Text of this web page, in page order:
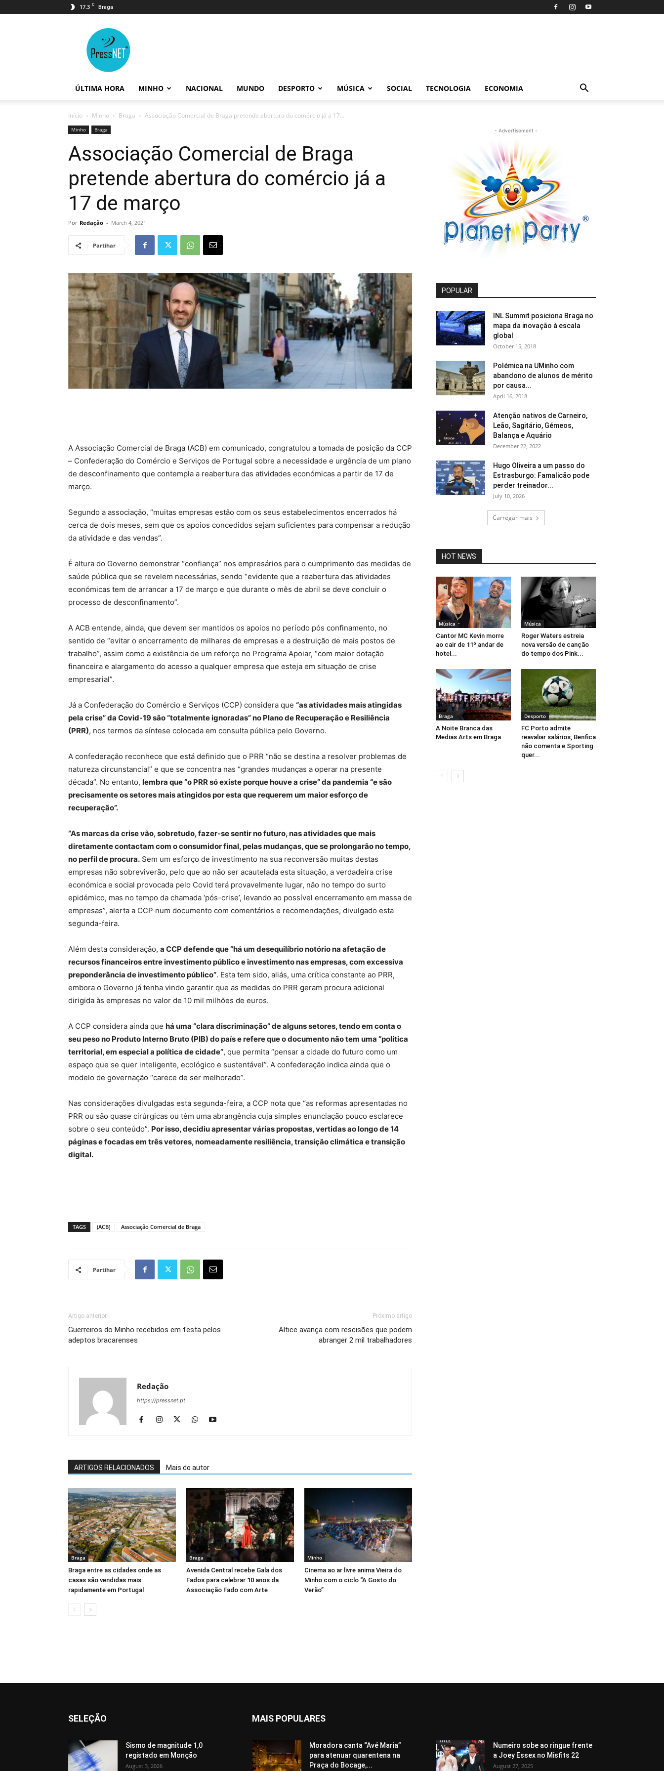
17.3 C Braga
ÚLTIMA HORA MINHO NACIONAL MUNDO DESPORTO MÚSICA SOCIAL TECNOLOGIA ECONOMIA
Início Minho Braga Associação Comercial de Braga pretende abertura do comércio já a 17...
Minho Braga
Associação Comercial de Braga
pretende abertura do comércio já a
17 de março
Por Redação - March 4, 2021
Partihar
A Associação Comercial de Braga (ACB) em comunicado, congratulou a tomada de posição da CCP
– Confederação do Comércio e Serviços de Portugal sobre a necessidade e urgência de um plano
de desconfinamento que contempla a reabertura das atividades económicas a partir de 17 de
março.
Segundo a associação, “muitas empresas estão com os seus estabelecimentos encerrados há
cerca de dois meses, sem que os apoios concedidos sejam suficientes para compensar a redução
da atividade e das vendas”.
É altura do Governo demonstrar “confiança” nos empresários para o cumprimento das medidas de
saúde pública que se revelem necessárias, sendo “evidente que a reabertura das atividades
económicas tem de arrancar a 17 de março e que durante o mês de abril se deve concluir o
processo de desconfinamento”.
A ACB entende, ainda, que devem ser mantidos os apoios no período pós confinamento, no
sentido de “evitar o encerramento de milhares de empresas e a destruição de mais postos de
trabalho”, assim como a existência de um reforço no Programa Apoiar, “com maior dotação
financeira e alargamento do acesso a qualquer empresa que esteja em situação de crise
empresarial”.
Já a Confederação do Comércio e Serviços (CCP) considera que “as atividades mais atingidas
pela crise” da Covid-19 são “totalmente ignoradas” no Plano de Recuperação e Resiliência
(PRR), nos termos da síntese colocada em consulta pública pelo Governo.
A confederação reconhece que está definido que o PRR “não se destina a resolver problemas de
natureza circunstancial” e que se concentra nas “grandes mudanças a operar na presente
década”. No entanto, lembra que “o PRR só existe porque houve a crise” da pandemia “e são
precisamente os setores mais atingidos por esta que requerem um maior esforço de
recuperação”.
“As marcas da crise vão, sobretudo, fazer-se sentir no futuro, nas atividades que mais
diretamente contactam com o consumidor final, pelas mudanças, que se prolongarão no tempo,
no perfil de procura. Sem um esforço de investimento na sua reconversão muitas destas
empresas não sobreviverão, pelo que ao não ser acautelada esta situação, a verdadeira crise
económica e social provocada pelo Covid terá provavelmente lugar, não no tempo do surto
epidémico, mas no tempo da chamada ‘pós-crise’, levando ao possível encerramento em massa de
empresas”, alerta a CCP num documento com comentários e recomendações, divulgado esta
segunda-feira.
Além desta consideração, a CCP defende que “há um desequilíbrio notório na afetação de
recursos financeiros entre investimento público e investimento nas empresas, com excessiva
preponderância de investimento público”. Esta tem sido, aliás, uma crítica constante ao PRR,
embora o Governo já tenha vindo garantir que as medidas do PRR geram procura adicional
dirigida às empresas no valor de 10 mil milhões de euros.
A CCP considera ainda que há uma “clara discriminação” de alguns setores, tendo em conta o
seu peso no Produto Interno Bruto (PIB) do país e refere que o documento não tem uma “política
territorial, em especial a política de cidade”, que permita “pensar a cidade do futuro como um
espaço que se quer inteligente, ecológico e sustentável”. A confederação indica ainda que o
modelo de governação “carece de ser melhorado”.
Nas considerações divulgadas esta segunda-feira, a CCP nota que “as reformas apresentadas no
PRR ou são quase cirúrgicas ou têm uma abrangência cuja simples enunciação pouco esclarece
sobre o seu conteúdo”. Por isso, decidiu apresentar várias propostas, vertidas ao longo de 14
páginas e focadas em três vetores, nomeadamente resiliência, transição climática e transição
digital.
TAGS (ACB) Associação Comercial de Braga
Partihar
Artigo anterior
Guerreiros do Minho recebidos em festa pelos
adeptos bracarenses
Próximo artigo
Altice avança com rescisões que podem
abranger 2 mil trabalhadores
Redação
https://pressnet.pt
ARTIGOS RELACIONADOS Mais do autor
Braga
Braga entre as cidades onde as
casas são vendidas mais
rapidamente em Portugal
Braga
Avenida Central recebe Gala dos
Fados para celebrar 10 anos da
Associação Fado com Arte
Minho
Cinema ao ar livre anima Vieira do
Minho com o ciclo “A Gosto do
Verão”
- Advertisement -
POPULAR
INL Summit posiciona Braga no
mapa da inovação à escala
global
October 15, 2018
Polémica na UMinho com
abandono de alunos de mérito
por causa...
April 16, 2018
Atenção nativos de Carneiro,
Leão, Sagitário, Gémeos,
Balança e Aquário
December 22, 2022
Hugo Oliveira a um passo do
Estrasburgo: Famalicão pode
perder treinador...
July 10, 2026
Carregar mais
HOT NEWS
Música
Cantor MC Kevin morre
ao cair de 11º andar de
hotel...
Música
Roger Waters estreia
nova versão de canção
do tempo dos Pink...
Braga
A Noite Branca das
Medias Arts em Braga
Desporto
FC Porto admite
reavaliar salários, Benfica
não comenta e Sporting
quer...
SELEÇÃO
Sismo de magnitude 1,0
registado em Monção
August 3, 2026
MAIS POPULARES
Moradora canta “Avé Maria”
para atenuar quarentena na
Praça do Bocage,...
Numeiro sobe ao ringue frente
a Joey Essex no Misfits 22
August 27, 2025